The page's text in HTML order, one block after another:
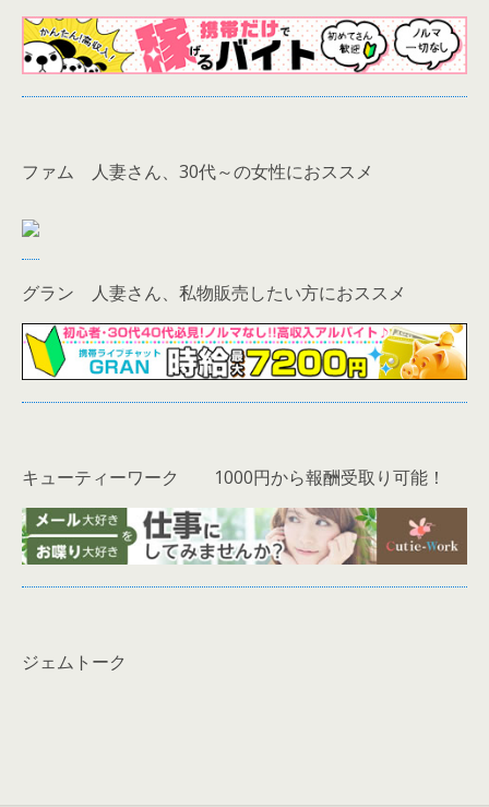
ファム 人妻さん、30代～の女性におススメ
グラン 人妻さん、私物販売したい方におススメ
キューティーワーク 1000円から報酬受取り可能！
ジェムトーク